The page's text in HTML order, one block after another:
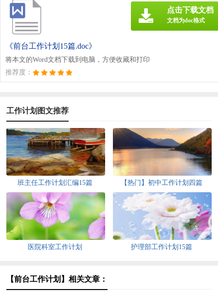
《前台工作计划15篇.doc》
将本文的Word文档下载到电脑，方便收藏和打印
推荐度：
点击下载文档
文档为doc格式
工作计划图文推荐
班主任工作计划汇编15篇 【热门】初中工作计划四篇
医院科室工作计划 护理部工作计划15篇
【前台工作计划】相关文章：